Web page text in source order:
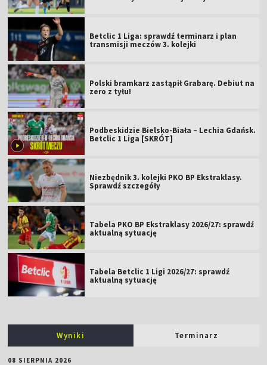
Betclic 1 Liga: sprawdź terminarz i plan
transmisji meczów 3. kolejki
Polski bramkarz zastąpił Grabarę. Debiut na
zero z tyłu!
Podbeskidzie Bielsko-Biała – Lechia Gdańsk.
Betclic 1 Liga [SKRÓT]
Niezbędnik 3. kolejki PKO BP Ekstraklasy.
Sprawdź szczegóły
Tabela PKO BP Ekstraklasy 2026/27: sprawdź
aktualną sytuację
Tabela Betclic 1 Ligi 2026/27: sprawdź
aktualną sytuację
Wyniki Terminarz
08 SIERPNIA 2026